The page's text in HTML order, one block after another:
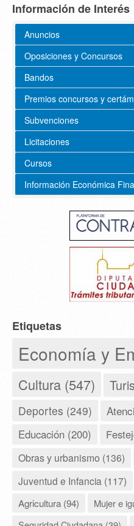
Información de Interés
Anuncios
Oposiciones y Concursos
Bandos
Premios concursos y
Subvenciones
Licitaciones
Cursos
Información Económica
Etiquetas
Economía y
Cultura (547)
Deportes (249)
Educación (200)
Obras y urbanismo (136)
Juventud e Infancia (117)
Agricultura (94)
Mujer e